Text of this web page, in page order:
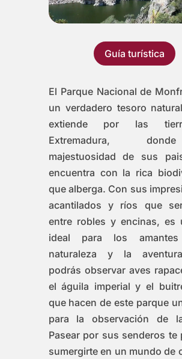
Guía turística
El Parque Nacional de
un verdadero tesoro
extiende por las
Extremadura,
majestuosidad de sus
encuentra con la rica
que alberga. Con sus
acantilados y ríos que
entre robles y encinas, es
ideal para los
naturaleza y la
podrás observar aves
el águila imperial y el
que hacen de este parque
para la observación de
Pasear por sus senderos te
sumergirte en un mundo de